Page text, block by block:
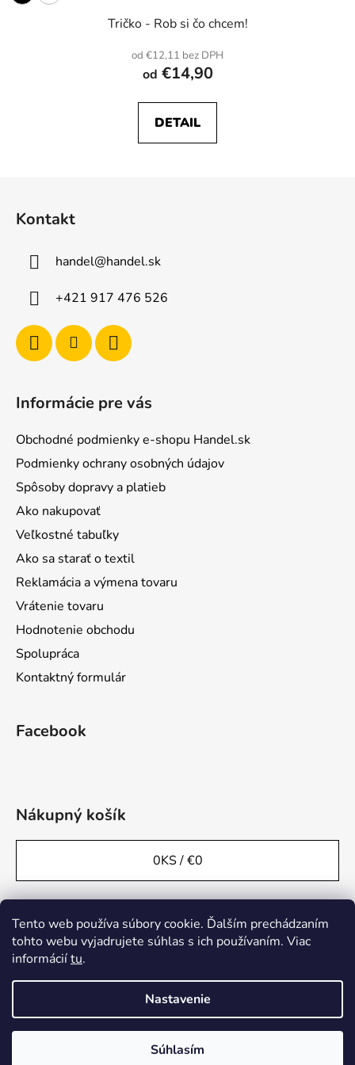
Tento web používa súbory cookie. Ďalším prechádzaním
tohto webu vyjadrujete súhlas s ich používaním. Viac
informáciítu.
Nastavenie
Súhlasím
Tričko - Rob si čo chcem!
od €12,11 bez DPH
od €14,90
DETAIL
Kontakt
handel@handel.sk
+421 917 476 526
Informácie pre vás
Obchodné podmienky e-shopu Handel.sk
Podmienky ochrany osobných údajov
Spôsoby dopravy a platieb
Ako nakupovať
Veľkostné tabuľky
Ako sa starať o textil
Reklamácia a výmena tovaru
Vrátenie tovaru
Hodnotenie obchodu
Spolupráca
Kontaktný formulár
Facebook
Nákupný košík
0KS /€0
Vytvoril Shoptet